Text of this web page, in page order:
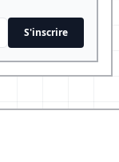
S'inscrire